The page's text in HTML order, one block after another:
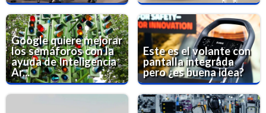
Google quiere mejorar
los semáforos con la
ayuda de Inteligencia
Ar...
Este es el volante con
pantalla integrada
pero ¿es buena idea?